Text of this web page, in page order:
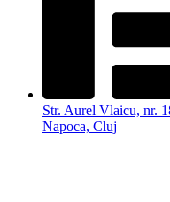
Str. Aurel Vlaicu, nr.
Napoca, Cluj